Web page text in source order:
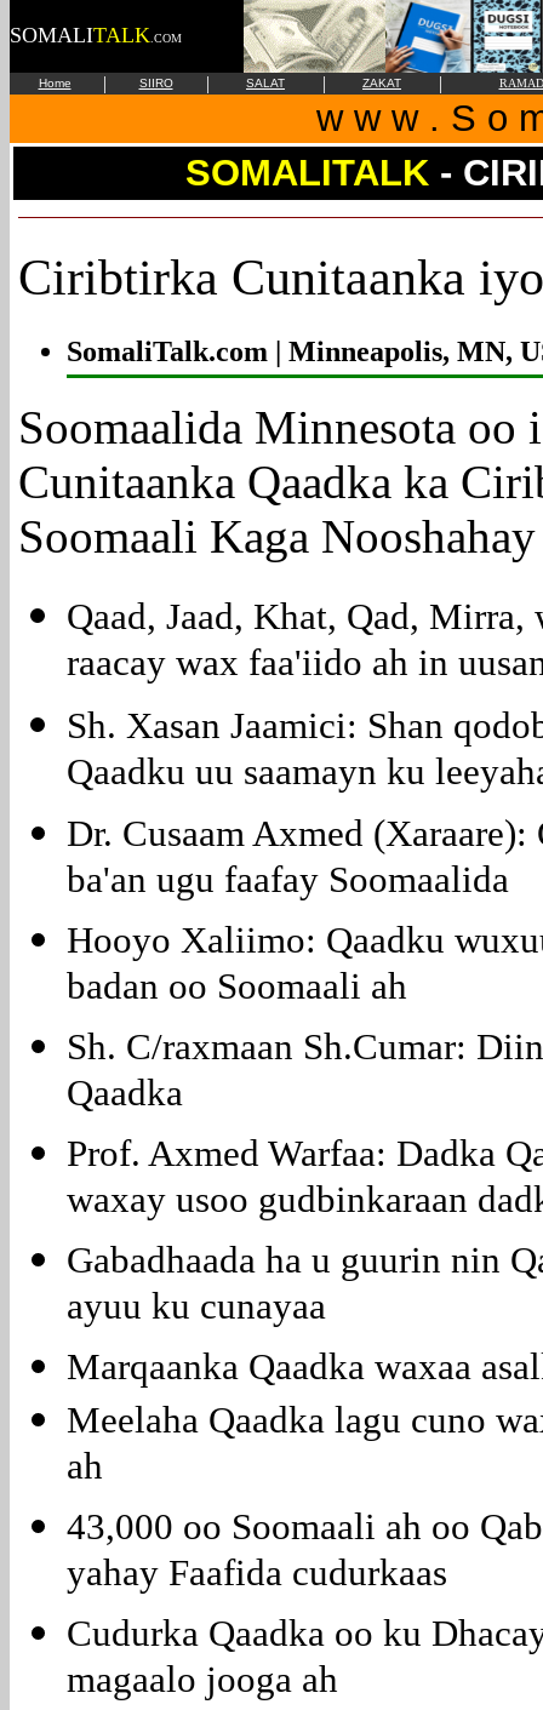
SOMALITALK .COM
Home | SIIRO | SALAT | ZAKAT |
w w w . S o
SOMALITALK -
Ciribtirka Cunitaanka
SomaliTalk.com | Minneapolis, MN,
Soomaalida Minnesota oo
Cunitaanka Qaadka ka
Soomaali Kaga
Qaad, Jaad, Khat, Qad,
raacay wax faa'iido ah in
Sh. Xasan Jaamici: Shan
Qaadku uu saamayn ku
Dr. Cusaam Axmed
ba'an ugu faafay Soomaalida
Hooyo Xaliimo: Qaadku
badan oo Soomaali ah
Sh. C/raxmaan Sh.Cumar:
Qaadka
Prof. Axmed Warfaa: Dadka
waxay usoo gudbinkaraan
Gabadhaada ha u guurin nin
ayuu ku cunayaa
Marqaanka Qaadka waxaa
Meelaha Qaadka lagu cuno
ah
43,000 oo Soomaali ah oo
yahay Faafida cudurkaas
Cudurka Qaadka oo ku
magaalo jooga ah